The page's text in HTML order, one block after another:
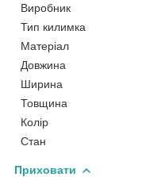
Виробник
Тип килимка
Матеріал
Довжина
Ширина
Товщина
Колір
Стан
Приховати